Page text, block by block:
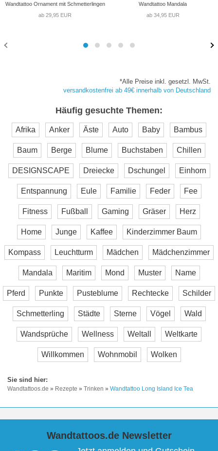
Wandtattoo Ornament mit Schmetterlingen
ab 29,95 EUR
Wandtattoo Mandala
ab 34,95 EUR
*Alle Preise inkl. gesetzl. MwSt.
versandkostenfrei ab 49€ innerhalb von Deutschland
Häufig gesuchte Themen:
Afrika Anker Äste Auto Baby Bambus
Baum Berge Blume Buchstaben Chillen
DESIGNSCAPE Dreiecke Dschungel Einhorn
Entspannung Eule Familie Feder Fee
Fitness Fußball Gaming Gräser Herz
Home Junge Kaffee Kinderzimmer Baum
Kompass Leuchtturm Mädchen Mädchenzimmer
Mandala Maritim Mond Muster Name
Pferd Punkte Pusteblume Rechtecke Schilder
Schmetterling Städte Sterne Vögel Wald
Wandsprüche Wellness Weltall Weltkarte
Willkommen Wohnmobil Wolken
Wandtattoos.de » Rezepte » Trinken » Wandtattoo Long Island Ice Tea
Wandtattoos.de Newsletter